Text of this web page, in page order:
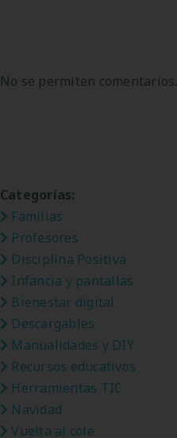
No se permiten comentarios.
Categorías:
Familias
Profesores
Disciplina Positiva
Infancia y pantallas
Bienestar digital
Descargables
Manualidades y DIY
Recursos educativos
Herramientas TIC
Navidad
Vuelta al cole